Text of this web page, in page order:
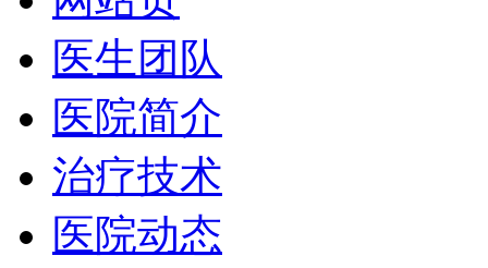
医生团队
医院简介
治疗技术
医院动态